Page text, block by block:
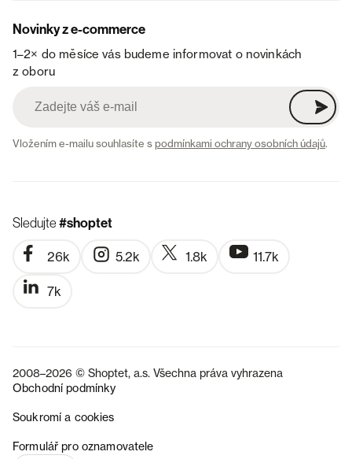
Novinky z e-commerce
1–2× do měsíce vás budeme informovat o novinkách
z oboru
Vložením e-mailu souhlasíte spodmínkami ochrany osobních údajů.
Sledujte#shoptet
26k 5.2k 1.8k 11.7k
7k
2008–2026 © Shoptet, a.s. Všechna práva vyhrazena
Obchodní podmínky
Soukromí a cookies
Formulář pro oznamovatele